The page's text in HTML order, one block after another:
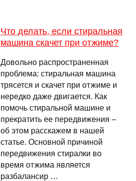
Что делать, если стиральная
машина скачет при отжиме?
Довольно распространенная
проблема: стиральная машина
трясется и скачет при отжиме и
нередко даже двигается. Как
помочь стиральной машине и
прекратить ее передвижения –
об этом расскажем в нашей
статье. Основной причиной
передвижения стиралки во
время отжима является
разбалансир …